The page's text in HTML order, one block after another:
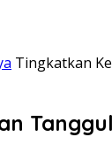
Tingkatkan